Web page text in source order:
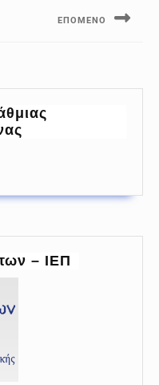
ΕΠΌΜΕΝΟ
– ΙΕΠ